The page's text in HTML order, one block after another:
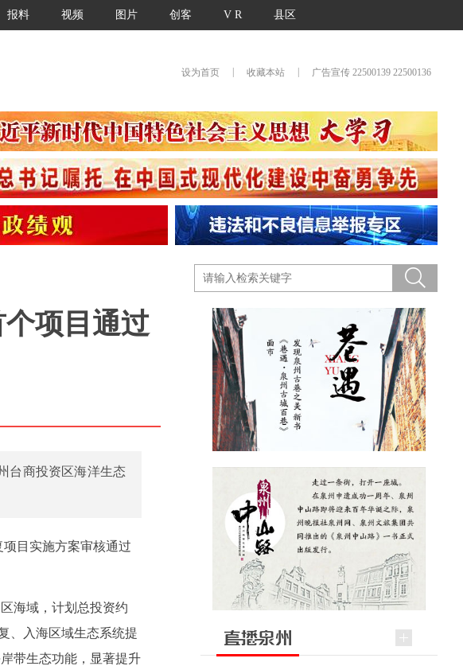
报料 视频 图片 创客 V R 县区
设为首页 收藏本站 广告宣传 22500139 22500136
项目通过
台商投资区海洋生态
目实施方案审核通过
海域，计划总投资约
、入海区域生态系统提
带生态功能，显著提升